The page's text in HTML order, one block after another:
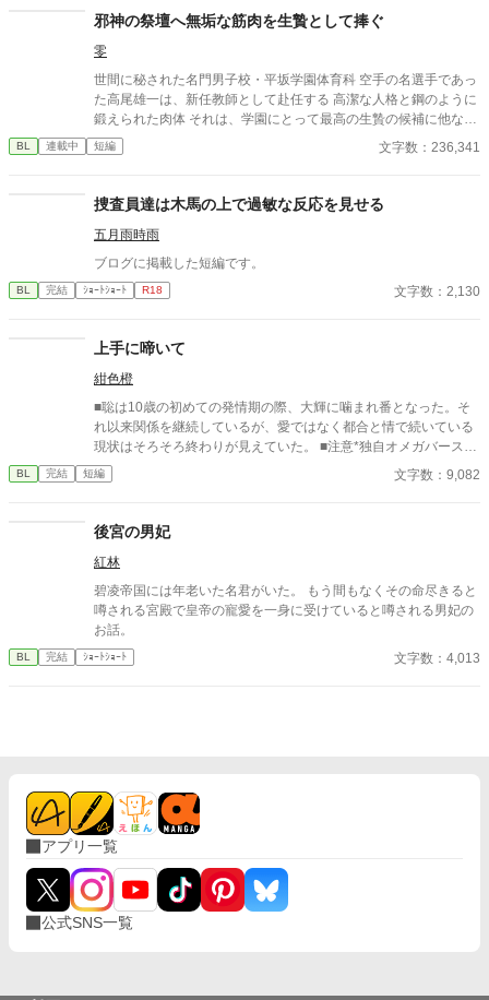
邪神の祭壇へ無垢な筋肉を生贄として捧ぐ
零
世間に秘された名門男子校・平坂学園体育科 空手の名選手であっ
た高尾雄一は、新任教師として赴任する 高潔な人格と鋼のように
鍛えられた肉体 それは、学園にとって最高の生贄の候補に他なら
なかった 至高の筋肉を持つ、精神を削られ意志をなくした青年を
太古の神に捧げるため、“水”、“風”、“土”の信奉者達が暗躍する 意
校で繰り広げられるダークファンタジー
BL 連載中 短編 文字数：236,341
捜査員達は木馬の上で過敏な反応を見せる
五月雨時雨
ブログに掲載した短編です。
BL 完結 ｼｮｰﾄｼｮｰﾄ R18 文字数：2,130
上手に啼いて
紺色橙
■聡は10歳の初めての発情期の際、大輝に噛まれ番となった。そ
れ以来関係を継続しているが、愛ではなく都合と情で続いている
現状はそろそろ終わりが見えていた。 ■注意*独自オメガバース設
定。■『それは愛か本能か』と同じ世界設定です。関係は一切な
し。
BL 完結 短編 文字数：9,082
後宮の男妃
紅林
碧凌帝国には年老いた名君がいた。 もう間もなくその命尽きると
噂される宮殿で皇帝の寵愛を一身に受けていると噂される男妃の
お話。
BL 完結 ｼｮｰﾄｼｮｰﾄ 文字数：4,013
アプリ一覧
公式SNS一覧